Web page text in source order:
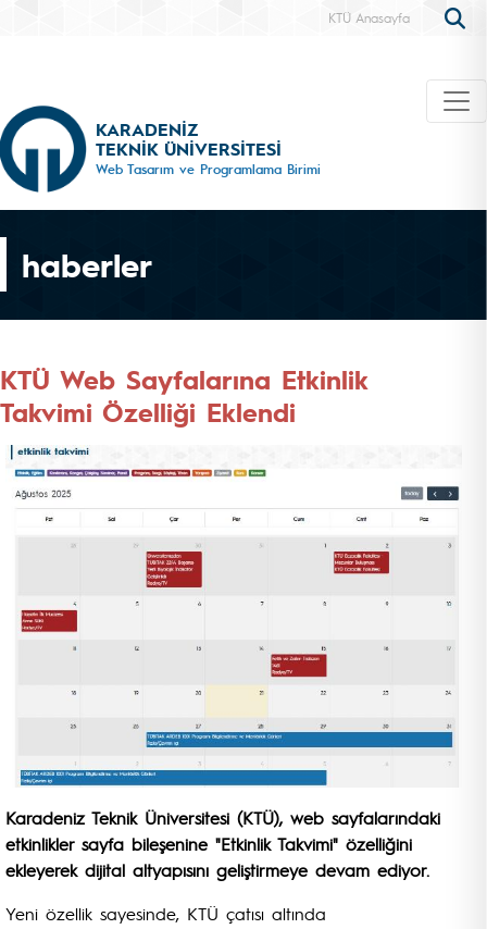
KTÜ Anasayfa
KARADENİZ
TEKNİK ÜNİVERSİTESİ
Web Tasarım ve Programlama Birimi
haberler
KTÜ Web Sayfalarına Etkinlik
Takvimi Özelliği Eklendi
Karadeniz Teknik Üniversitesi (KTÜ), web sayfalarındaki
etkinlikler sayfa bileşenine "Etkinlik Takvimi" özelliğini
ekleyerek dijital altyapısını geliştirmeye devam ediyor.
Yeni özellik sayesinde, KTÜ çatısı altında